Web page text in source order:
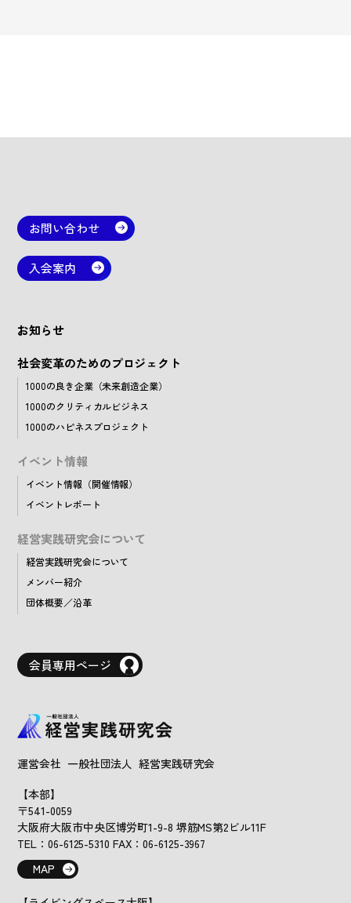
お問い合わせ
入会案内
お知らせ
社会変革のためのプロジェクト
1000の良き企業（未来創造企業）
1000のクリティカルビジネス
1000のハピネスプロジェクト
イベント情報
イベント情報（開催情報）
イベントレポート
経営実践研究会について
経営実践研究会について
メンバー紹介
団体概要／沿革
会員専用ページ
運営会社 一般社団法人 経営実践研究会
【本部】
〒541-0059
大阪府大阪市中央区博労町1-9-8 堺筋MS第2ビル11F
TEL：06-6125-5310 FAX：06-6125-3967
MAP